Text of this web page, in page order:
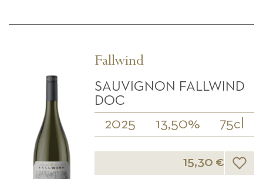
Fallwind
SAUVIGNON FALLWIND
DOC
2025 13,50% 75cl
15,30 € Lista